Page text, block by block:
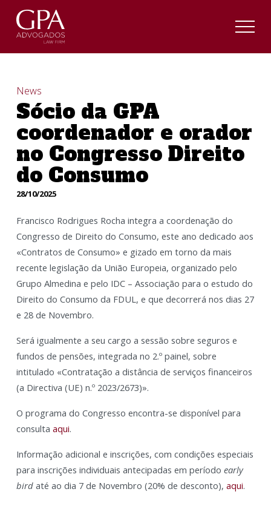
News
Sócio da GPA
coordenador e orador
no Congresso Direito
do Consumo
28/10/2025
Francisco Rodrigues Rocha integra a coordenação do
Congresso de Direito do Consumo, este ano dedicado aos
«Contratos de Consumo» e gizado em torno da mais
recente legislação da União Europeia, organizado pelo
Grupo Almedina e pelo IDC – Associação para o estudo do
Direito do Consumo da FDUL, e que decorrerá nos dias 27
e 28 de Novembro.
Será igualmente a seu cargo a sessão sobre seguros e
fundos de pensões, integrada no 2.º painel, sobre
intitulado «Contratação a distância de serviços financeiros
(a Directiva (UE) n.º 2023/2673)».
O programa do Congresso encontra-se disponível para
consulta aqui.
Informação adicional e inscrições, com condições especiais
para inscrições individuais antecipadas em período early
birdaté ao dia 7 de Novembro (20% de desconto), aqui.